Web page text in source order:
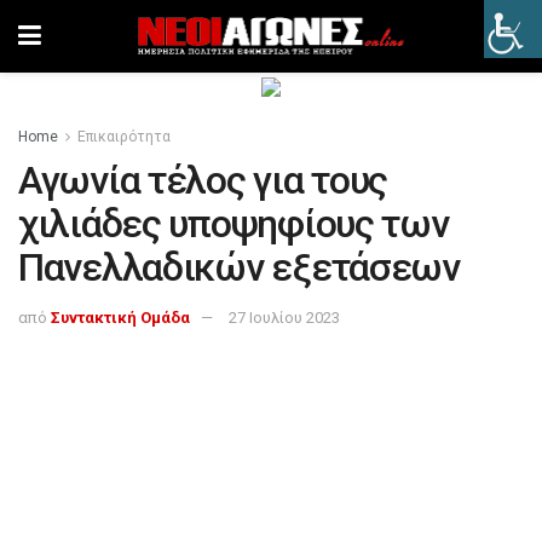
Home Επικαιρότητα
Αγωνία τέλος για τους
χιλιάδες υποψηφίους των
Πανελλαδικών εξετάσεων
από Συντακτική Ομάδα 27 Ιουλίου 2023